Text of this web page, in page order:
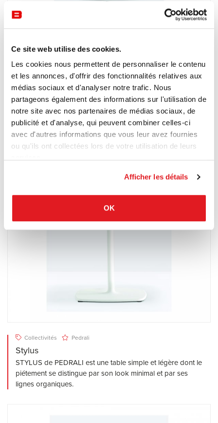
Ce site web utilise des cookies.
Les cookies nous permettent de personnaliser le contenu
et les annonces, d'offrir des fonctionnalités relatives aux
médias sociaux et d'analyser notre trafic. Nous
partageons également des informations sur l'utilisation de
notre site avec nos partenaires de médias sociaux, de
publicité et d'analyse, qui peuvent combiner celles-ci
avec d'autres informations que vous leur avez fournies
ou qu'ils ont collectées lors de votre utilisation de leurs
Afficher les détails
OK
Collectivités Pedrali
Ypsilon
YPSILON de PEDRALI est une table dont le piétement a été
pensé pour « orbiter » sur les plage et jardins, ou pour
Collectivités Pedrali
Stylus
STYLUS de PEDRALI est une table simple et légère dont le
piétement se distingue par son look minimal et par ses
lignes organiques.